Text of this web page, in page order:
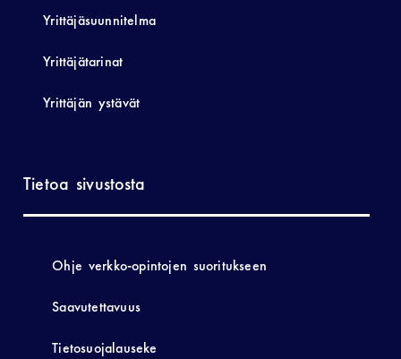
Yrittäjäsuunnitelma
Yrittäjätarinat
Yrittäjän ystävät
Tietoa sivustosta
Ohje verkko-opintojen suoritukseen
Saavutettavuus
Tietosuojalauseke